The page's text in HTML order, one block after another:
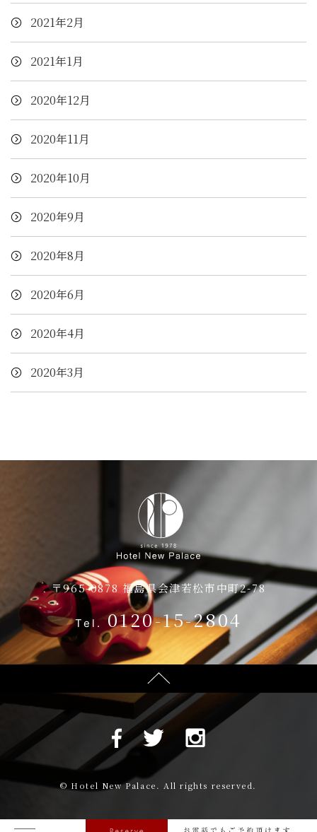
2021年2月
2021年1月
2020年12月
2020年11月
2020年10月
2020年9月
2020年8月
2020年6月
2020年4月
2020年3月
〒965-0878 福島県会津若松市中町2-78
Tel. 0120-15-2804
© Hotel New Palace. All rights reserved.
アクセス
お知らせ
お問い合わせ
会議・ご宴会
会議・ご宴会
宴会プラン
館内施設
プライバシーポリシー 宿泊約款